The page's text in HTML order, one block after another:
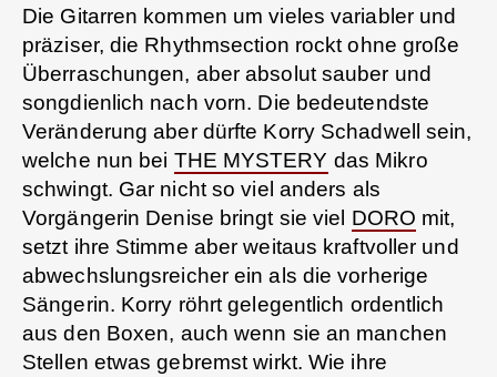
Die Gitarren kommen um vieles variabler und
präziser, die Rhythmsection rockt ohne große
Überraschungen, aber absolut sauber und
songdienlich nach vorn. Die bedeutendste
Veränderung aber dürfte Korry Schadwell sein,
welche nun bei THE MYSTERY das Mikro
schwingt. Gar nicht so viel anders als
Vorgängerin Denise bringt sie viel DORO mit,
setzt ihre Stimme aber weitaus kraftvoller und
abwechslungsreicher ein als die vorherige
Sängerin. Korry röhrt gelegentlich ordentlich
aus den Boxen, auch wenn sie an manchen
Stellen etwas gebremst wirkt. Wie ihre